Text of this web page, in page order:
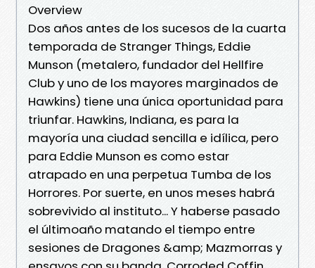
Overview
Dos años antes de los sucesos de la cuarta
temporada de Stranger Things, Eddie
Munson (metalero, fundador del Hellfire
Club y uno de los mayores marginados de
Hawkins) tiene una única oportunidad para
triunfar. Hawkins, Indiana, es para la
mayoría una ciudad sencilla e idílica, pero
para Eddie Munson es como estar
atrapado en una perpetua Tumba de los
Horrores. Por suerte, en unos meses habrá
sobrevivido al instituto... Y haberse pasado
el últimoaño matando el tiempo entre
sesiones de Dragones &amp; Mazmorras y